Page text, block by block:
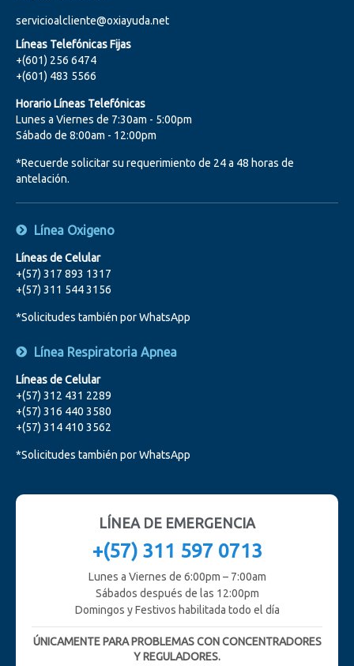
servicioalcliente@oxiayuda.net
Líneas Telefónicas Fijas
+(601) 256 6474
+(601) 483 5566
Horario Líneas Telefónicas
Lunes a Viernes de 7:30am - 5:00pm
Sábado de 8:00am - 12:00pm
*Recuerde solicitar su requerimiento de 24 a 48 horas de
antelación.
Línea Oxigeno
Líneas de Celular
+(57) 317 893 1317
+(57) 311 544 3156
*Solicitudes también por WhatsApp
Línea Respiratoria Apnea
Líneas de Celular
+(57) 312 431 2289
+(57) 316 440 3580
+(57) 314 410 3562
*Solicitudes también por WhatsApp
LÍNEA DE EMERGENCIA
+(57) 311 597 0713
Lunes a Viernes de 6:00pm – 7:00am
Sábados después de las 12:00pm
Domingos y Festivos habilitada todo el día
ÚNICAMENTE PARA PROBLEMAS CON CONCENTRADORES
Y REGULADORES.